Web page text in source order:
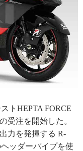
トHEPTA FORCE
受注を開始した。
力を発揮する R-
ッダーパイプを使